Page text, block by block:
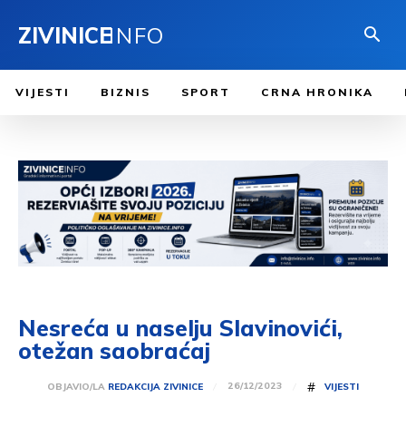
ZIVINICEINFO
VIJESTI BIZNIS SPORT CRNA HRONIKA
Nesreća u naselju Slavinovići,
otežan saobraćaj
OBJAVIO/LA REDAKCIJA ZIVINICE 26/12/2023 # VIJESTI